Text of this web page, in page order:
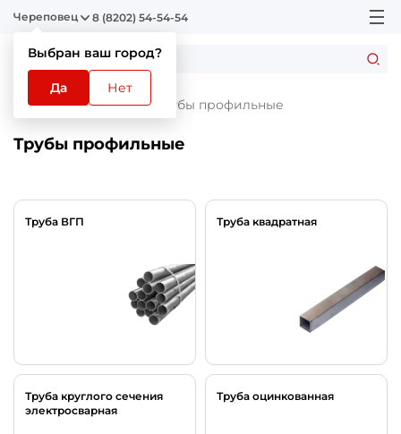
Череповец
Выбран ваш город?
Да Нет
8 (8202) 54-54-54
Главная Каталог Трубы профильные
Трубы профильные
Труба ВГП Труба квадратная
Труба круглого сечения
электросварная
Труба оцинкованная